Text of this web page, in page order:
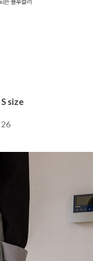
size